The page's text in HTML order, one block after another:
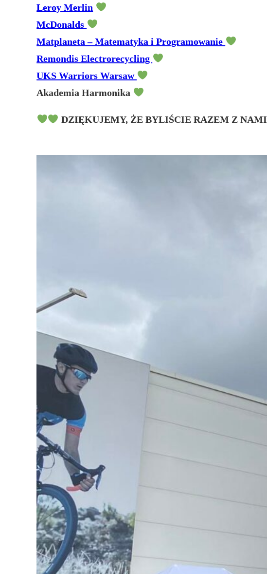
Leroy Merlin
McDonalds
Matplaneta – Matematyka i Programowanie
Remondis Electrorecycling
UKS Warriors Warsaw
Akademia Harmonika
DZIĘKUJEMY, ŻE BYLIŚCIE RAZEM Z NAMI